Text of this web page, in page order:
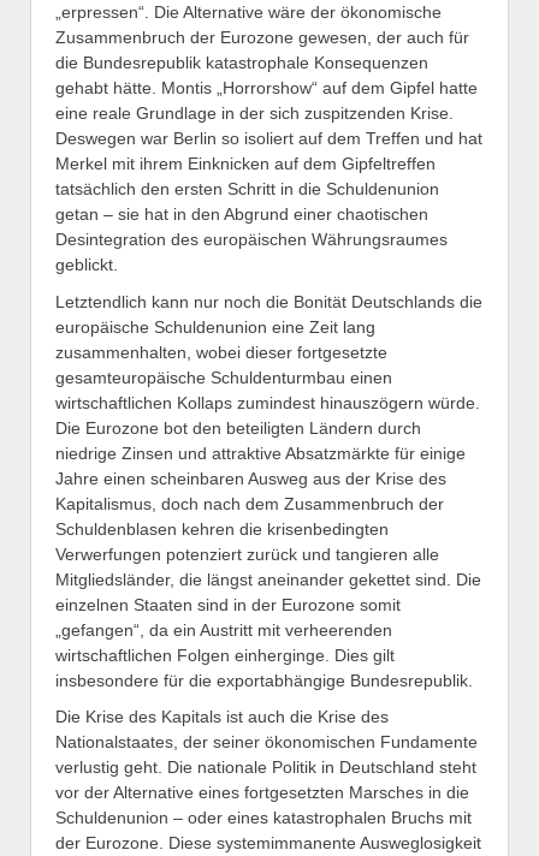
„erpressen“. Die Alternative wäre der ökonomische
Zusammenbruch der Eurozone gewesen, der auch für
die Bundesrepublik katastrophale Konsequenzen
gehabt hätte. Montis „Horrorshow“ auf dem Gipfel hatte
eine reale Grundlage in der sich zuspitzenden Krise.
Deswegen war Berlin so isoliert auf dem Treffen und hat
Merkel mit ihrem Einknicken auf dem Gipfeltreffen
tatsächlich den ersten Schritt in die Schuldenunion
getan – sie hat in den Abgrund einer chaotischen
Desintegration des europäischen Währungsraumes
geblickt.
Letztendlich kann nur noch die Bonität Deutschlands die
europäische Schuldenunion eine Zeit lang
zusammenhalten, wobei dieser fortgesetzte
gesamteuropäische Schuldenturmbau einen
wirtschaftlichen Kollaps zumindest hinauszögern würde.
Die Eurozone bot den beteiligten Ländern durch
niedrige Zinsen und attraktive Absatzmärkte für einige
Jahre einen scheinbaren Ausweg aus der Krise des
Kapitalismus, doch nach dem Zusammenbruch der
Schuldenblasen kehren die krisenbedingten
Verwerfungen potenziert zurück und tangieren alle
Mitgliedsländer, die längst aneinander gekettet sind. Die
einzelnen Staaten sind in der Eurozone somit
„gefangen“, da ein Austritt mit verheerenden
wirtschaftlichen Folgen einherginge. Dies gilt
insbesondere für die exportabhängige Bundesrepublik.
Die Krise des Kapitals ist auch die Krise des
Nationalstaates, der seiner ökonomischen Fundamente
verlustig geht. Die nationale Politik in Deutschland steht
vor der Alternative eines fortgesetzten Marsches in die
Schuldenunion – oder eines katastrophalen Bruchs mit
der Eurozone. Diese systemimmanente Ausweglosigkeit